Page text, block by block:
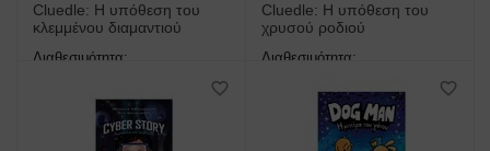
Cluedle: Η υπόθεση του
κλεμμένου διαμαντιού
Διαθεσιμότητα:
Cluedle: Η υπόθεση του
χρυσού ροδιού
Διαθεσιμότητα: